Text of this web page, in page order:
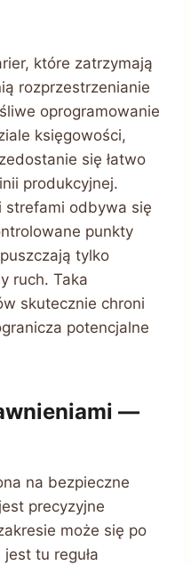
które zatrzymają
rozprzestrzenianie
oprogramowanie
księgowości,
się łatwo
produkcyjnej.
strefami odbywa się
punkty
tylko
ruch. Taka
skutecznie chroni
potencjalne
—
na bezpieczne
precyzyjne
może się po
tu reguła